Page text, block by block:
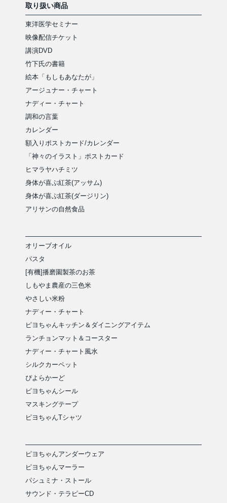
取り扱い商品
東洋医学セミナー
映像配信チケット
講演DVD
竹下氏の書籍
絵本「もしもあなたが」
アージュナー・チャート
ナディー・チャート
調和の言葉
カレンダー
額入りポストカード/カレンダー
「神々のイラスト」ポストカード
ヒマラヤハチミツ
身体が喜ぶ紅茶(アッサム)
身体が喜ぶ紅茶(ダージリン)
アリサンの自然食品
オリーブオイル
パスタ
[有機]播磨園製茶のお茶
しもやま農産の三色米
やさしい米粉
ナディー・チャート
ピヨちゃんキッチン＆ダイニングアイテム
ランチョンマット＆コースター
ナディー・チャート風水
シルクカーペット
ぴよらかーど
ピヨちゃんシール
マスキングテープ
ピヨちゃんTシャツ
ピヨちゃんアンダーウェア
ピヨちゃんマーラー
パシュミナ・ストール
サウンド・テラピーCD